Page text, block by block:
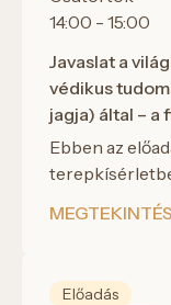
14:00 - 15:00
Javaslat a
védikus
jagja) által – a
Ebben az
MEGTEKINTÉS
Előadás